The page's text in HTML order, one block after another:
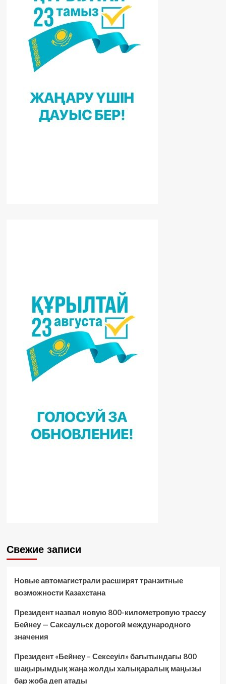
Свежие записи
Новые автомагистрали расширят транзитные
возможности Казахстана
Президент назвал новую 800-километровую трассу
Бейнеу — Саксаульск дорогой международного
значения
Президент «Бейнеу – Сексеуіл» бағытындағы 800
шақырымдық жаңа жолды халықаралық маңызы
бар жоба деп атады